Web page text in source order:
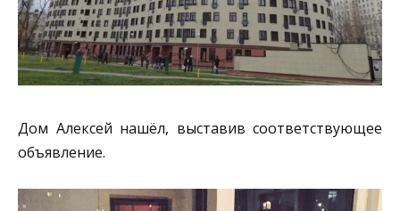
Дом Алексей нашёл, выставив соответствующее
объявление.